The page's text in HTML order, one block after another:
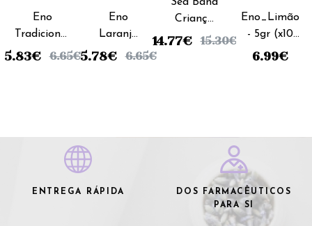
Eno
Tradicional
Carteiras
5.83€ 6.65€
Eno
Laranja
Pó - 5gr
5.78€ 6.65€
Criança
Pulseira
14.77€ 15.30€
Eno_Limão
- 5gr (x10
saquetas)
6.99€
ENTREGA RÁPIDA
DOS FARMACÊUTICOS
PARA SI